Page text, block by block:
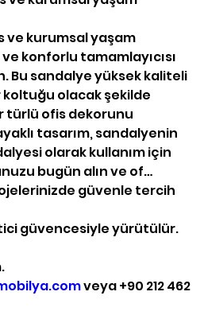
ve kurumsal yaşam
konforlu tamamlayıcısı
Bu sandalye yüksek kaliteli
olacak şekilde
türlü ofis dekorunu
tasarım, sandalyenin
olarak kullanım için
bugün alın ve of…
güvenle tercih
güvencesiyle yürütülür.
veya +90 212 462